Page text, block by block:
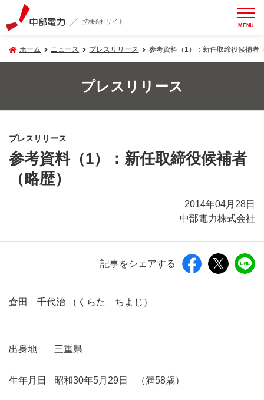
持株会社サイト MENU
ホーム ニュース プレスリリース 参考資料（1）：新任取締役候補者
プレスリリース
プレスリリース
参考資料（1）：新任取締役候補者
（略歴）
2014年04月28日
中部電力株式会社
記事をシェアする
倉田 千代治 （くらた ちよじ）
出身地 三重県
生年月日 昭和30年5月29日 （満58歳）